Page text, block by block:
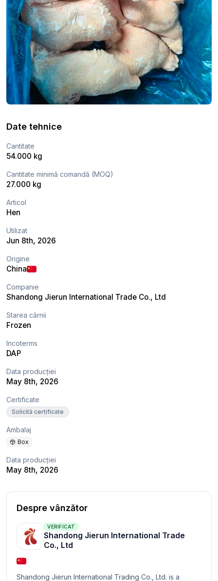
Date tehnice
Cantitate
54.000 kg
Cantitate minimă comandă (MOQ)
27.000 kg
Articol
Hen
Utilizat
Jun 8th, 2026
Origine
China
Companie
Shandong Jierun International Trade Co., Ltd
Starea cărnii
Frozen
Incoterms
DAP
Data producției
May 8th, 2026
Certificate
Solicită certificate
Ambalaj
Box
Data producției
May 8th, 2026
Despre vânzător
VERIFICAT
Shandong Jierun International Trade
Co., Ltd
Shandong Jierun International Trading Co., Ltd. is a